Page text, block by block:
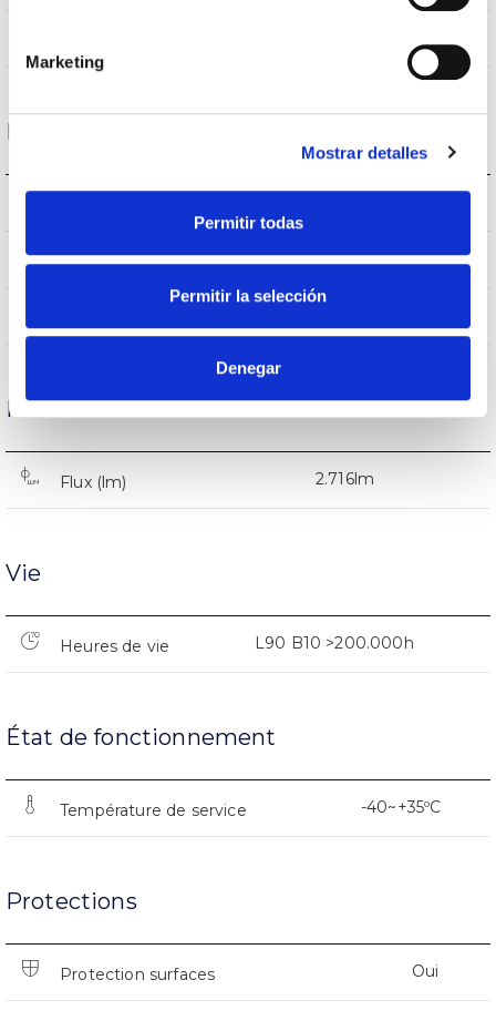
Marketing
Mostrar detalles
Permitir todas
Permitir la selección
Denegar
Logement et finition
Couleur du corps 9007
Performance
Flux (lm) 2.716lm
Vie
Heures de vie L90 B10 >200.000h
État de fonctionnement
Température de service -40~+35ºC
Protections
Protection surfaces Oui